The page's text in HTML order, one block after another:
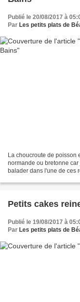
Publié le 20/08/2017 à
Par Les petits plats de
La choucroute de poisson
normande ou bretonne
balader dans l'une de ces
Petits cakes
Publié le 19/08/2017 à
Par Les petits plats de